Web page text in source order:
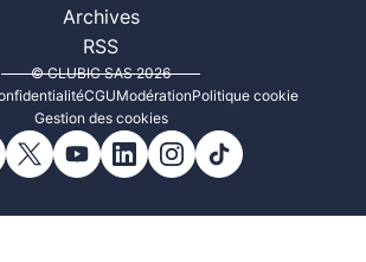
Archives
RSS
© CLUBIC SAS 2026
CGUModérationPolitique cookie
Gestion des cookies